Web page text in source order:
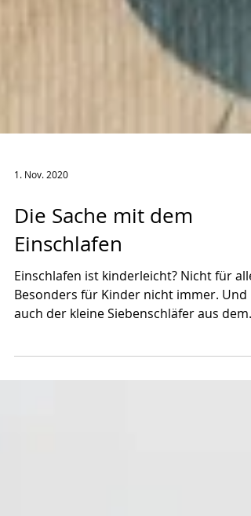
1. Nov. 2020
Die Sache mit dem
Einschlafen
Einschlafen ist kinderleicht? Nicht für alle!
auch der kleine Siebenschläfer aus dem